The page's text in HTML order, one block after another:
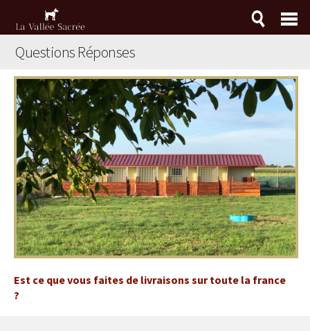
Questions Réponses
Est ce que vous faites de livraisons sur toute la france
?